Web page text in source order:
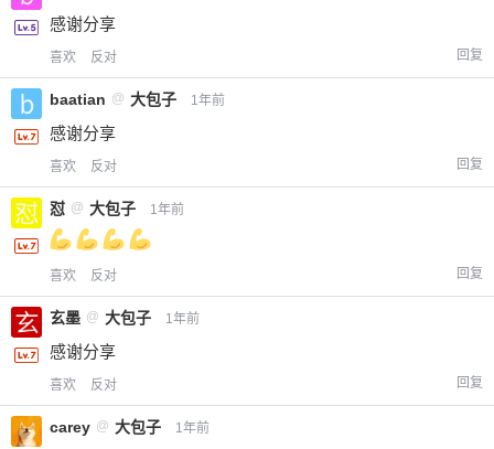
感谢分享
喜欢 反对 回复
baatian @ 大包子 1年前
感谢分享
喜欢 反对 回复
怼 @ 大包子 1年前
喜欢 反对 回复
玄墨 @ 大包子 1年前
感谢分享
喜欢 反对 回复
carey @ 大包子 1年前